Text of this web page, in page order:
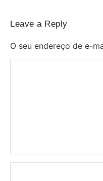
Leave a Reply
O seu endereço de e-